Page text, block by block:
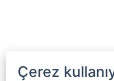
Çerez